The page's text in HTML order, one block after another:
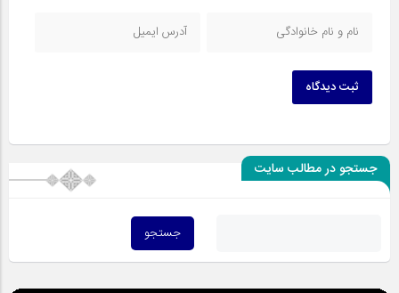
ثبت دیدگاه
جستجو در مطالب سایت